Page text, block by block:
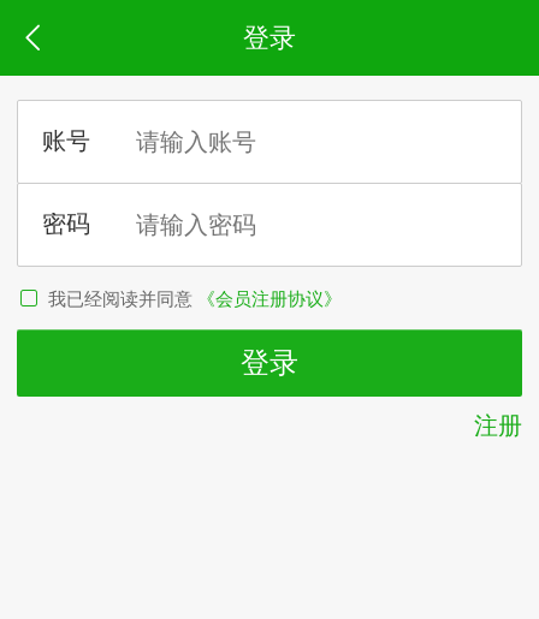
登录
我已经阅读并同意 《会员注册协议》
注册